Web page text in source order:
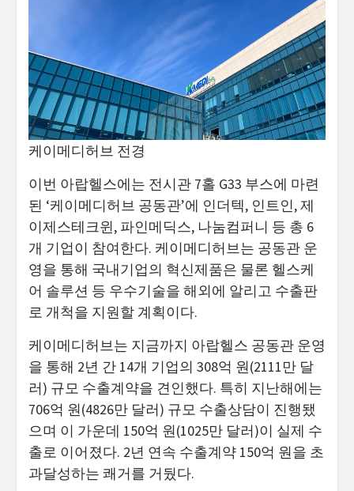
케이메디허브 전경
이번 아랍헬스에는 전시관 7홀 G33 부스에 마련
된 ‘케이메디허브 공동관’에 인더텍, 인트인, 제
이제스테크윈, 파인메딕스, 나눔컴퍼니 등 총 6
개 기업이 참여한다. 케이메디허브는 공동관 운
영을 통해 국내기업의 혁신제품은 물론 헬스케
어 솔루션 등 우수기술을 해외에 알리고 수출판
로 개척을 지원할 계획이다.
케이메디허브는 지금까지 아랍헬스 공동관 운영
을 통해 2년 간 14개 기업의 308억 원(2111만 달
러) 규모 수출계약을 견인했다. 특히 지난해에는
706억 원(4826만 달러) 규모 수출상담이 진행됐
으며 이 가운데 150억 원(1025만 달러)이 실제 수
출로 이어졌다. 2년 연속 수출계약 150억 원을 초
과달성하는 쾌거를 거뒀다.